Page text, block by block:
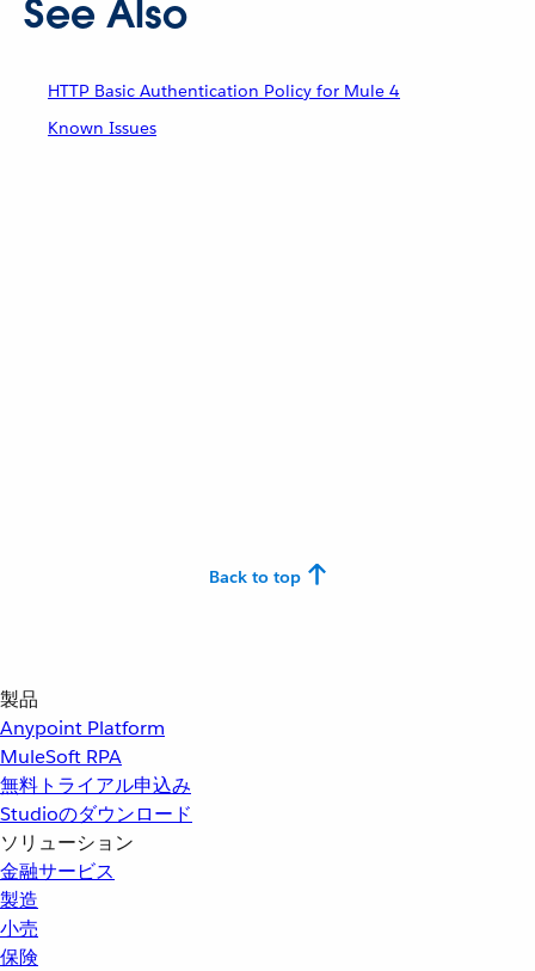
See Also
HTTP Basic Authentication Policy for Mule 4
Known Issues
Back to top
製品
Anypoint Platform
MuleSoft RPA
無料トライアル申込み
Studioのダウンロード
ソリューション
金融サービス
製造
小売
保険